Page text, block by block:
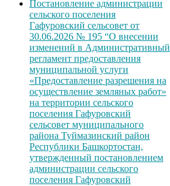
Постановление администрации
сельского поселения
Гафуровский сельсовет от
30.06.2026 № 195 “О внесении
изменений в Административный
регламент предоставления
муниципальной услуги
«Предоставление разрешения на
осуществление земляных работ»
на территории сельского
поселения Гафуровский
сельсовет муниципального
района Туймазинский район
Республики Башкортостан,
утвержденный постановлением
администрации сельского
поселения Гафуровский